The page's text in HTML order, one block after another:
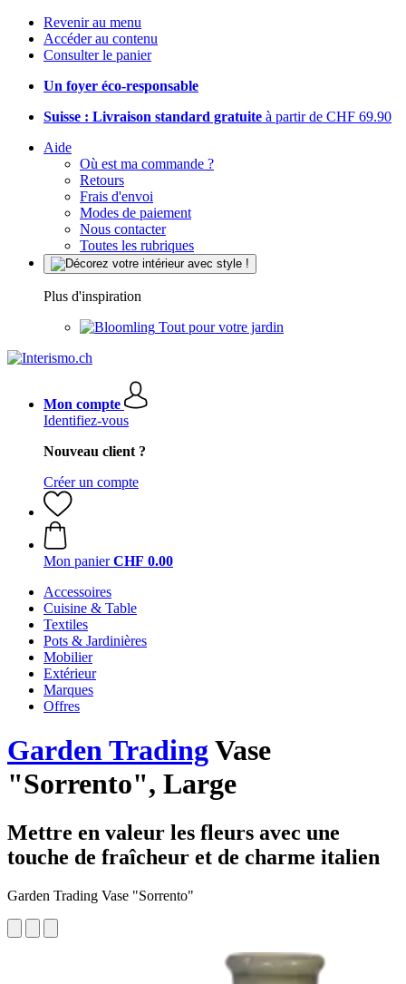
Revenir au menu
Accéder au contenu
Consulter le panier
Un foyer éco-responsable
Suisse : Livraison standard gratuite à partir de CHF 69.90
Aide
Où est ma commande ?
Retours
Frais d'envoi
Modes de paiement
Nous contacter
Toutes les rubriques
Plus d'inspiration
Tout pour votre jardin
Mon compte
Identifiez-vous
Nouveau client ?
Créer un compte
Mon panier CHF 0.00
Accessoires
Cuisine & Table
Textiles
Pots & Jardinières
Mobilier
Extérieur
Marques
Offres
Garden TradingVase
"Sorrento", Large
Mettre en valeur les fleurs avec une
touche de fraîcheur et de charme italien
Garden Trading Vase "Sorrento"